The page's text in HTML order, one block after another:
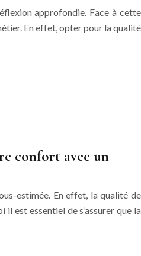
approfondie. Face à cette
En effet, opter pour la qualité
confort avec un
estimée. En effet, la qualité de
est essentiel de s’assurer que la